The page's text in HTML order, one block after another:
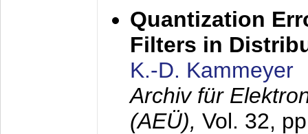
Quantization
Filters in
K.-D. Kammeyer
Archiv für
(AEÜ), Vol. 32,